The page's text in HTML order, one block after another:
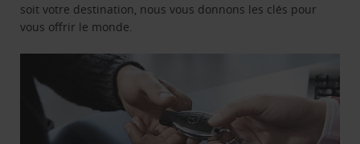
soit votre destination, nous vous donnons les clés pour
vous offrir le monde.